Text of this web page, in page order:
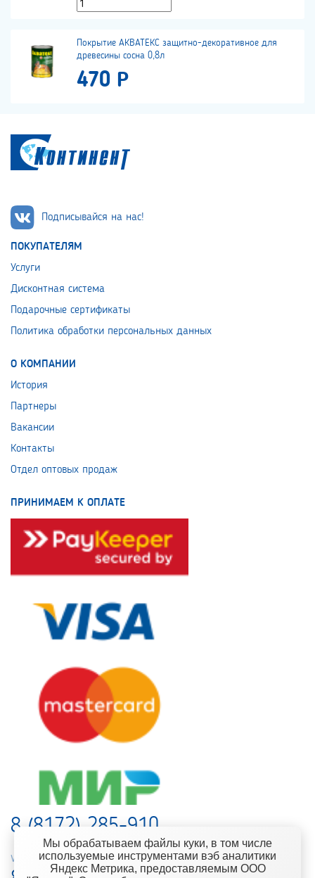
Покрытие АКВАТЕКС защитно-декоративное для
древесины сосна 0,8л
470 Р
Подписывайся на нас!
ПОКУПАТЕЛЯМ
Услуги
Дисконтная система
Подарочные сертификаты
Политика обработки персональных данных
О КОМПАНИИ
История
Партнеры
Вакансии
Контакты
Отдел оптовых продаж
ПРИНИМАЕМ К ОПЛАТЕ
8 (8172) 285-910
web-support@kontinent.ru
Мы обрабатываем файлы куки, в том числе
используемые инструментами вэб аналитики
Яндекс Метрика, предоставляемым ООО